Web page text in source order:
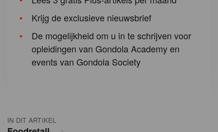
IN DIT ARTIKEL
Krijg de exclusieve nieuwsbrief
De mogelijkheid om u in te schrijven voor
opleidingen van Gondola Academy en
events van Gondola Society